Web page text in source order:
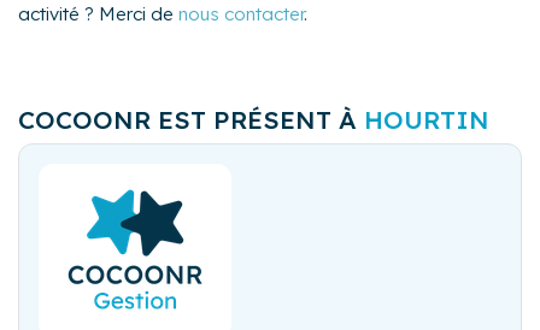
activité ? Merci de nous contacter.
COCOONR EST PRÉSENT À HOURTIN